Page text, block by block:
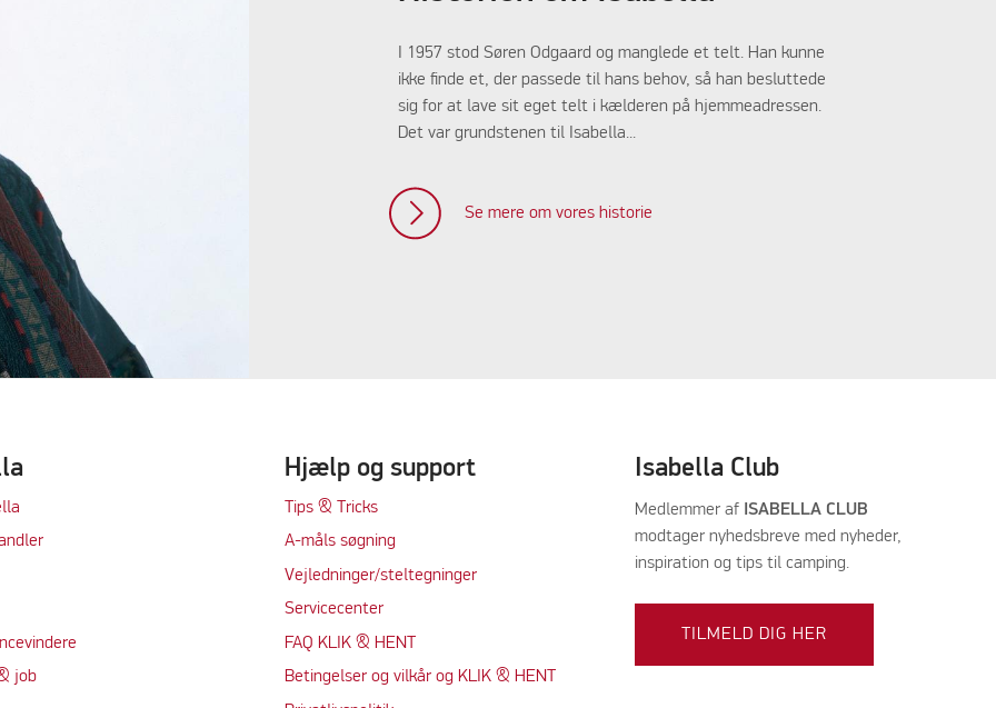
I 1957 stod Søren Odgaard og manglede et telt. Han kunne
ikke finde et, der passede til hans behov, så han besluttede
sig for at lave sit eget telt i kælderen på hjemmeadressen.
Det var grundstenen til Isabella...
Se mere om vores historie
job
Hjælp og support
Tips & Tricks
A-måls søgning
Vejledninger/steltegninger
Servicecenter
FAQ KLIK & HENT
Betingelser og vilkår og KLIK & HENT
Isabella Club
Medlemmer afISABELLA CLUB
modtager nyhedsbreve med nyheder,
inspiration og tips til camping.
TILMELD DIG HER